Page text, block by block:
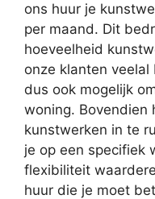
ons huur je
per maand. Dit
hoeveelheid
onze klanten
dus ook mogelijk
woning. Bovendien
kunstwerken in te
je op een specifiek
flexibiliteit
huur die je moet